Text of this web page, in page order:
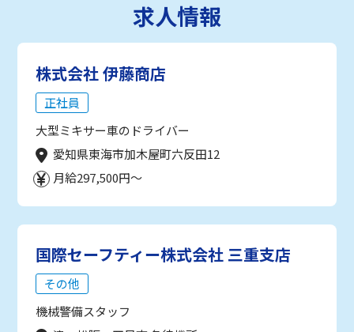
求人情報
株式会社 伊藤商店
正社員
大型ミキサー車のドライバー
愛知県東海市加木屋町六反田12
月給297,500円～
国際セーフティー株式会社 三重支店
その他
機械警備スタッフ